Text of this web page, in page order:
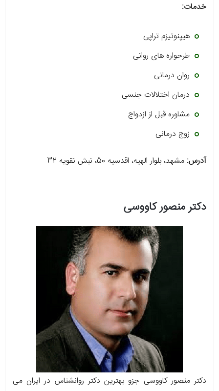
خدمات:
هیپنوتیزم تراپی
طرحواره های روانی
روان درمانی
درمان اختلالات جنسی
مشاوره قبل از ازدواج
زوج درمانی
آدرس: مشهد، بلوار الهیه، اقدسیه 50، نبش نقویه 32
دکتر منصور کاووسی
دکتر منصور کاووسی جزو بهترین دکتر روانشناس در ایران می